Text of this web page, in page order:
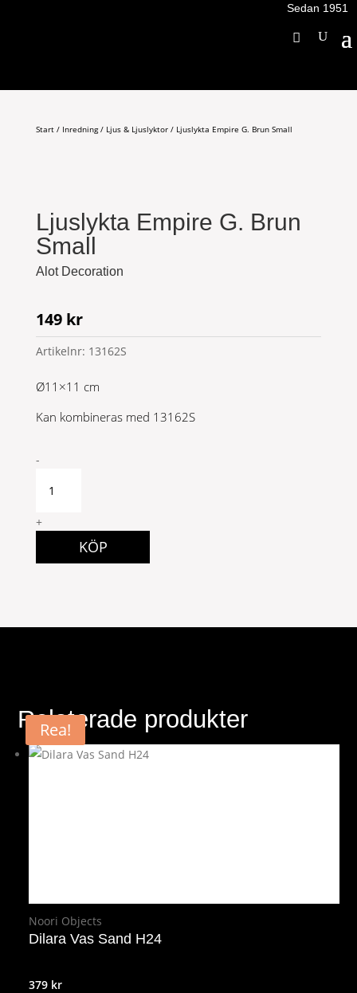
Sedan 1951
Start/ Inredning/ Ljus & Ljuslyktor/ Ljuslykta Empire G. Brun Small
Ljuslykta Empire G. Brun
Small
Alot Decoration
149 kr
Artikelnr: 13162S
Ø11×11 cm
Kan kombineras med 13162S
Ljuslykta
Small
-
+
KÖP
Relaterade produkter
Noori Objects
Dilara Vas Sand H24
379 kr
Rea!